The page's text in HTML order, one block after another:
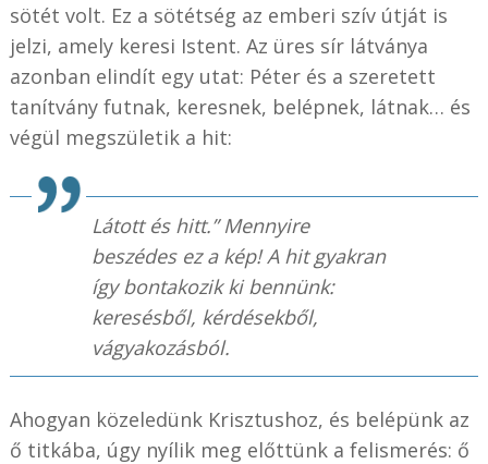
sötét volt. Ez a sötétség az emberi szív útját is
jelzi, amely keresi Istent. Az üres sír látványa
azonban elindít egy utat: Péter és a szeretett
tanítvány futnak, keresnek, belépnek, látnak… és
végül megszületik a hit:
Látott és hitt.” Mennyire
beszédes ez a kép! A hit gyakran
így bontakozik ki bennünk:
keresésből, kérdésekből,
vágyakozásból.
Ahogyan közeledünk Krisztushoz, és belépünk az
ő titkába, úgy nyílik meg előttünk a felismerés: ő